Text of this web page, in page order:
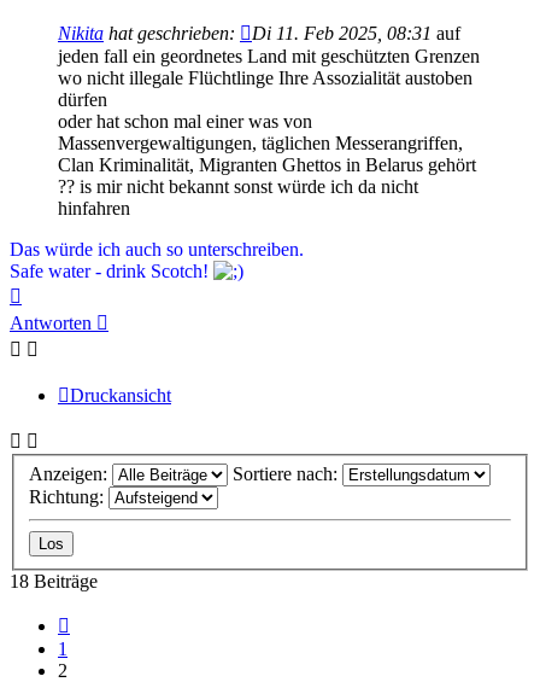
Nikita hat geschrieben: Di 11. Feb 2025, 08:31 auf
jeden fall ein geordnetes Land mit geschützten Grenzen
wo nicht illegale Flüchtlinge Ihre Assozialität austoben
dürfen
oder hat schon mal einer was von
Massenvergewaltigungen, täglichen Messerangriffen,
Clan Kriminalität, Migranten Ghettos in Belarus gehört
?? is mir nicht bekannt sonst würde ich da nicht
hinfahren
Das würde ich auch so unterschreiben.
Safe water - drink Scotch!
oben
Antworten
Druckansicht
Anzeigen:
Sortiere nach:
Richtung:
18 Beiträge
1
2